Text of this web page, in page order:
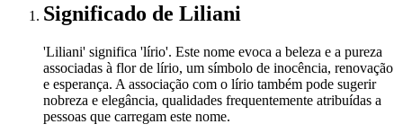
Significado de Liliani
'Liliani' significa 'lírio'. Este nome evoca a beleza e a pureza
associadas à flor de lírio, um símbolo de inocência, renovação
e esperança. A associação com o lírio também pode sugerir
nobreza e elegância, qualidades frequentemente atribuídas a
pessoas que carregam este nome.